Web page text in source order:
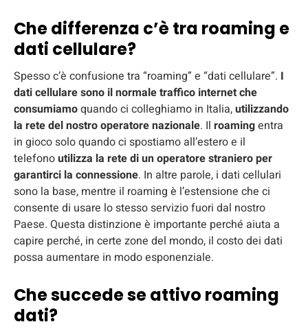
Che differenza c’è tra roaming e
dati cellulare?
Spesso c’è confusione tra “roaming” e “dati cellulare”. I
dati cellulare sono il normale traffico internet che
consumiamoquando ci colleghiamo in Italia,utilizzando
la rete del nostro operatore nazionale. Il roamingentra
in gioco solo quando ci spostiamo all’estero e il
telefonoutilizza la rete di un operatore straniero per
garantirci la connessione. In altre parole, i dati cellulari
sono la base, mentre il roaming è l’estensione che ci
consente di usare lo stesso servizio fuori dal nostro
Paese. Questa distinzione è importante perché aiuta a
capire perché, in certe zone del mondo, il costo dei dati
possa aumentare in modo esponenziale.
Che succede se attivo roaming
dati?